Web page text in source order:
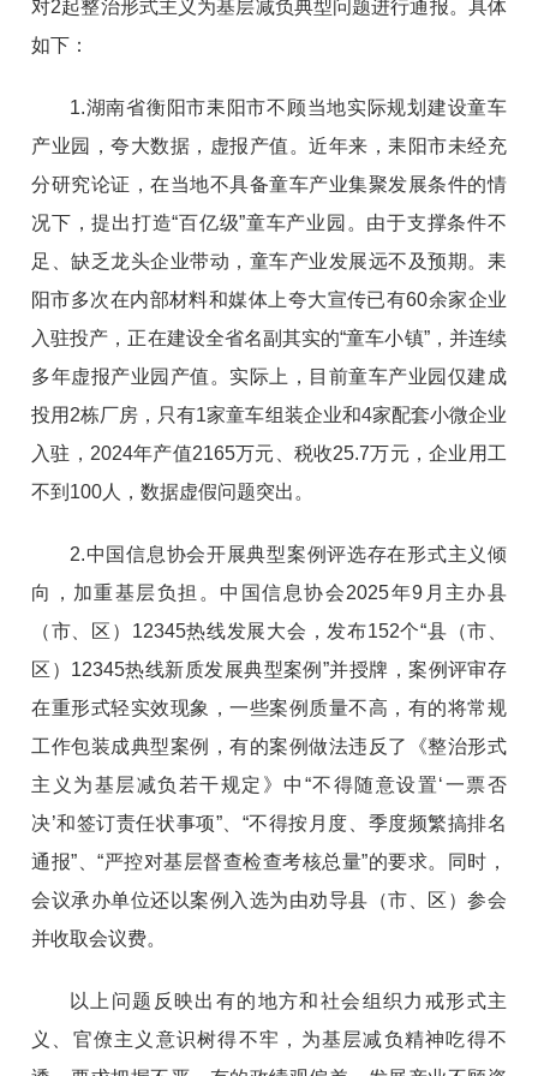
对2起整治形式主义为基层减负典型问题进行通报。具体
如下：
1.湖南省衡阳市耒阳市不顾当地实际规划建设童车
产业园，夸大数据，虚报产值。近年来，耒阳市未经充
分研究论证，在当地不具备童车产业集聚发展条件的情
况下，提出打造“百亿级”童车产业园。由于支撑条件不
足、缺乏龙头企业带动，童车产业发展远不及预期。耒
阳市多次在内部材料和媒体上夸大宣传已有60余家企业
入驻投产，正在建设全省名副其实的“童车小镇”，并连续
多年虚报产业园产值。实际上，目前童车产业园仅建成
投用2栋厂房，只有1家童车组装企业和4家配套小微企业
入驻，2024年产值2165万元、税收25.7万元，企业用工
不到100人，数据虚假问题突出。
2.中国信息协会开展典型案例评选存在形式主义倾
向，加重基层负担。中国信息协会2025年9月主办县
（市、区）12345热线发展大会，发布152个“县（市、
区）12345热线新质发展典型案例”并授牌，案例评审存
在重形式轻实效现象，一些案例质量不高，有的将常规
工作包装成典型案例，有的案例做法违反了《整治形式
主义为基层减负若干规定》中“不得随意设置‘一票否
决’和签订责任状事项”、“不得按月度、季度频繁搞排名
通报”、“严控对基层督查检查考核总量”的要求。同时，
会议承办单位还以案例入选为由劝导县（市、区）参会
并收取会议费。
以上问题反映出有的地方和社会组织力戒形式主
义、官僚主义意识树得不牢，为基层减负精神吃得不